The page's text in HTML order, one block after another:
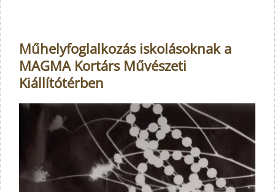
Műhelyfoglalkozás iskolásoknak a
MAGMA Kortárs Művészeti
Kiállítótérben